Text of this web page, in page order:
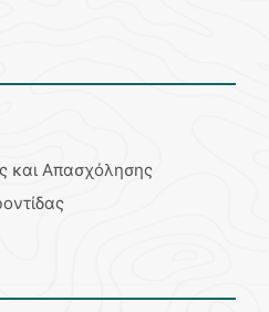
και Απασχόλησης